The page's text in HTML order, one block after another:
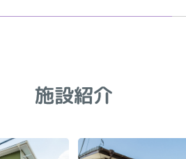
施設紹介